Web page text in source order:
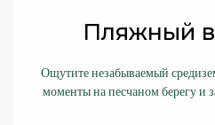
Пляжный
Ощутите незабываемый
моменты на песчаном берегу и